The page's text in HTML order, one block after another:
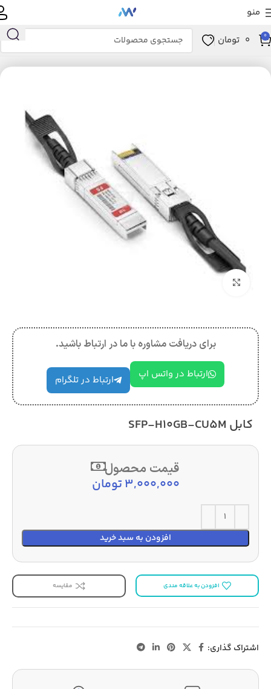
منو
0
0 تومان
خانه کابل
برای دریافت مشاوره با ما در ارتباط باشید.
ارتباط در واتس اپ ارتباط در تلگرام
کابل SFP-H10GB-CU5M
قیمت محصول
3,000,000تومان
افزودن به سبد خرید
افزودن به علاقه مندی مقایسه
اشتراک گذاری: